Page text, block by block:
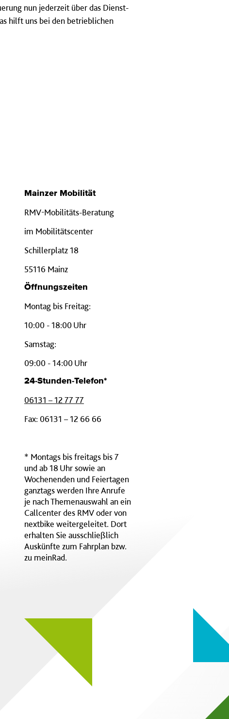
nun jederzeit über das Dienst-
hilft uns bei den betrieblichen
Mainzer Mobilität
RMV-Mobilitäts-Beratung
im Mobilitätscenter
Schillerplatz 18
55116 Mainz
Öffnungszeiten
Montag bis Freitag:
10:00 - 18:00 Uhr
Samstag:
09:00 - 14:00 Uhr
24-Stunden-Telefon*
06131 – 12 77 77
Fax: 06131 – 12 66 66
* Montags bis freitags bis 7
und ab 18 Uhr sowie an
Wochenenden und Feiertagen
ganztags werden Ihre Anrufe
je nach Themenauswahl an ein
Callcenter des RMV oder von
nextbike weitergeleitet. Dort
erhalten Sie ausschließlich
Auskünfte zum Fahrplan bzw.
zu meinRad.